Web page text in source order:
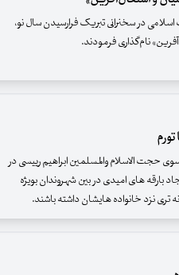
در سخنرانی تبریک فرارسیدن سال نو،
حجت الاسلام والمسلمین ابراهیم رییسی در
های امیدی در بین شهروندان بویژه
تری نزد خانواده هایشان داشته باشند.